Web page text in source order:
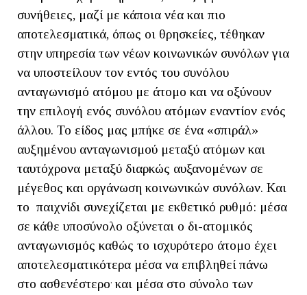
συνήθειες, μαζί με κάποια νέα και πιο
αποτελεσματικά, όπως οι θρησκείες, τέθηκαν
στην υπηρεσία των νέων κοινωνικών συνόλων για
να υποστείλουν τον εντός του συνόλου
ανταγωνισμό ατόμου με άτομο και να οξύνουν
την επιλογή ενός συνόλου ατόμων εναντίον ενός
άλλου. Το είδος μας μπήκε σε ένα «σπιράλ»
αυξημένου ανταγωνισμού μεταξύ ατόμων και
ταυτόχρονα μεταξύ διαρκώς αυξανομένων σε
μέγεθος και οργάνωση κοινωνικών συνόλων. Και
το παιχνίδι συνεχίζεται με εκθετικό ρυθμό: μέσα
σε κάθε υποσύνολο οξύνεται ο δι-ατομικός
ανταγωνισμός καθώς το ισχυρότερο άτομο έχει
αποτελεσματικότερα μέσα να επιβληθεί πάνω
στο ασθενέστερο. και μέσα στο σύνολο των